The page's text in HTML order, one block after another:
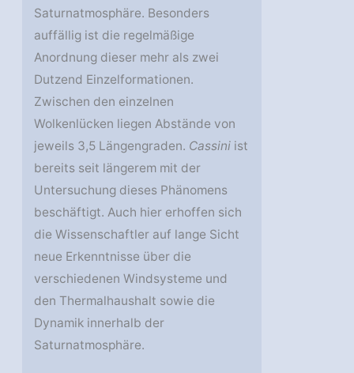
Saturnatmosphäre. Besonders
auffällig ist die regelmäßige
Anordnung dieser mehr als zwei
Dutzend Einzelformationen.
Zwischen den einzelnen
Wolkenlücken liegen Abstände von
jeweils 3,5 Längengraden. Cassini ist
bereits seit längerem mit der
Untersuchung dieses Phänomens
beschäftigt. Auch hier erhoffen sich
die Wissenschaftler auf lange Sicht
neue Erkenntnisse über die
verschiedenen Windsysteme und
den Thermalhaushalt sowie die
Dynamik innerhalb der
Saturnatmosphäre.